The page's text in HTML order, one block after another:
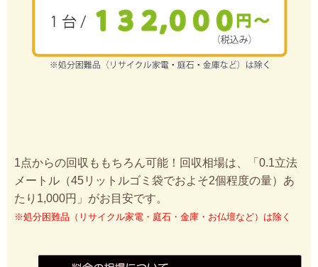
1点からの回収ももちろん可能！回収相場は、「0.1立法
メートル（45リットルゴミ袋でおよそ2個程度の量）あ
たり1,000円」がお目安です。
※処分困難品（リサイクル家電・庭石・金庫・お仏壇など）は除く